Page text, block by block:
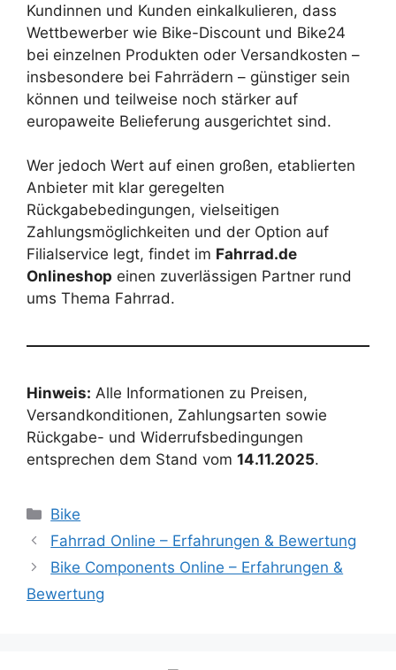
Kundinnen und Kunden einkalkulieren, dass
Wettbewerber wie Bike-Discount und Bike24
bei einzelnen Produkten oder Versandkosten –
insbesondere bei Fahrrädern – günstiger sein
können und teilweise noch stärker auf
europaweite Belieferung ausgerichtet sind.
Wer jedoch Wert auf einen großen, etablierten
Anbieter mit klar geregelten
Rückgabebedingungen, vielseitigen
Zahlungsmöglichkeiten und der Option auf
Filialservice legt, findet im Fahrrad.de
Onlineshop einen zuverlässigen Partner rund
ums Thema Fahrrad.
Hinweis: Alle Informationen zu Preisen,
Versandkonditionen, Zahlungsarten sowie
Rückgabe- und Widerrufsbedingungen
entsprechen dem Stand vom 14.11.2025.
Categories
Bike
Fahrrad Online – Erfahrungen & Bewertung
Bike Components Online – Erfahrungen &
Bewertung